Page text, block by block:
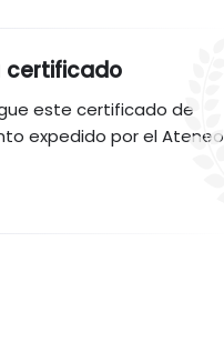
certificado
este certificado de
expedido por el Ateneo